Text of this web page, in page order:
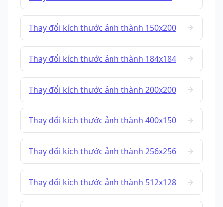
Thay đổi kích thước ảnh thành 150x200
Thay đổi kích thước ảnh thành 184x184
Thay đổi kích thước ảnh thành 200x200
Thay đổi kích thước ảnh thành 400x150
Thay đổi kích thước ảnh thành 256x256
Thay đổi kích thước ảnh thành 512x128